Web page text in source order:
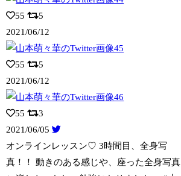
55
5
2021/06/12
55
5
2021/06/12
55
3
2021/06/05
オンラインレッスン♡ 3時間目、全身写
真！！ 動きのある感じや、座った全身写真